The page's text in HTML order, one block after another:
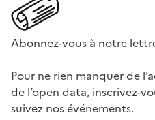
Abonnez-vous à notre
Pour ne rien manquer de
de l’open data, inscrivez-
suivez nos événements.